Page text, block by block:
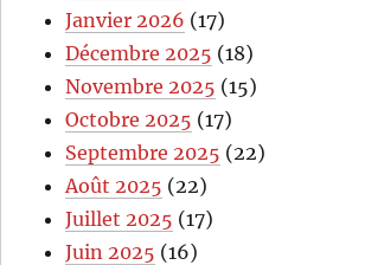
Janvier 2026 (17)
Décembre 2025 (18)
Novembre 2025 (15)
Octobre 2025 (17)
Septembre 2025 (22)
Août 2025 (22)
Juillet 2025 (17)
Juin 2025 (16)